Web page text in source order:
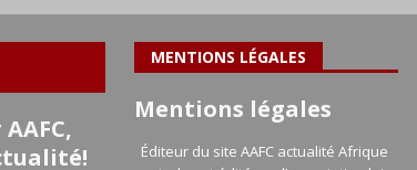
MENTIONS LÉGALES
Mentions légales
Éditeur du site AAFC actualité Afrique